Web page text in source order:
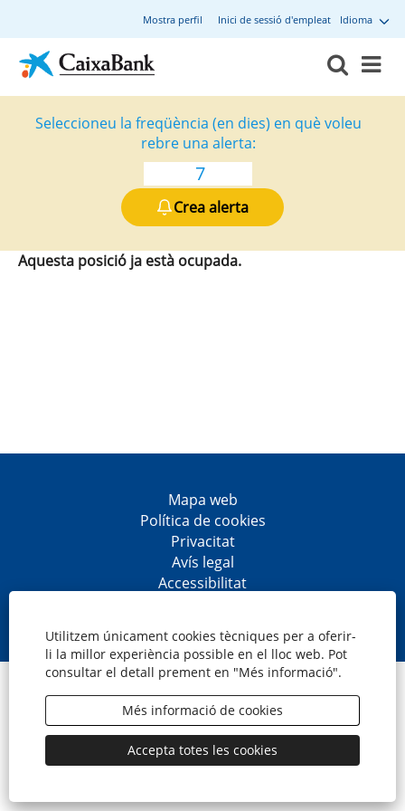
Utilitzem únicament cookies tècniques per a oferir-
li la millor experiència possible en el lloc web. Pot
consultar el detall prement en "Més informació".
Més informació de cookies
Accepta totes les cookies
Idioma
Mostra perfil Inici de sessió d'empleat
Seleccioneu la freqüència (en dies) en què voleu
rebre una alerta:
Crea alerta
Aquesta posició ja està ocupada.
Mapa web
Política de cookies
Privacitat
Avís legal
Accessibilitat
o
b
r
e
n
u
n
a
p
t
o
b
r
e
n
u
n
a
p
t
o
b
r
e
n
u
n
a
p
t
o
b
r
e
n
u
n
a
p
t
© CaixaBank, S.A.